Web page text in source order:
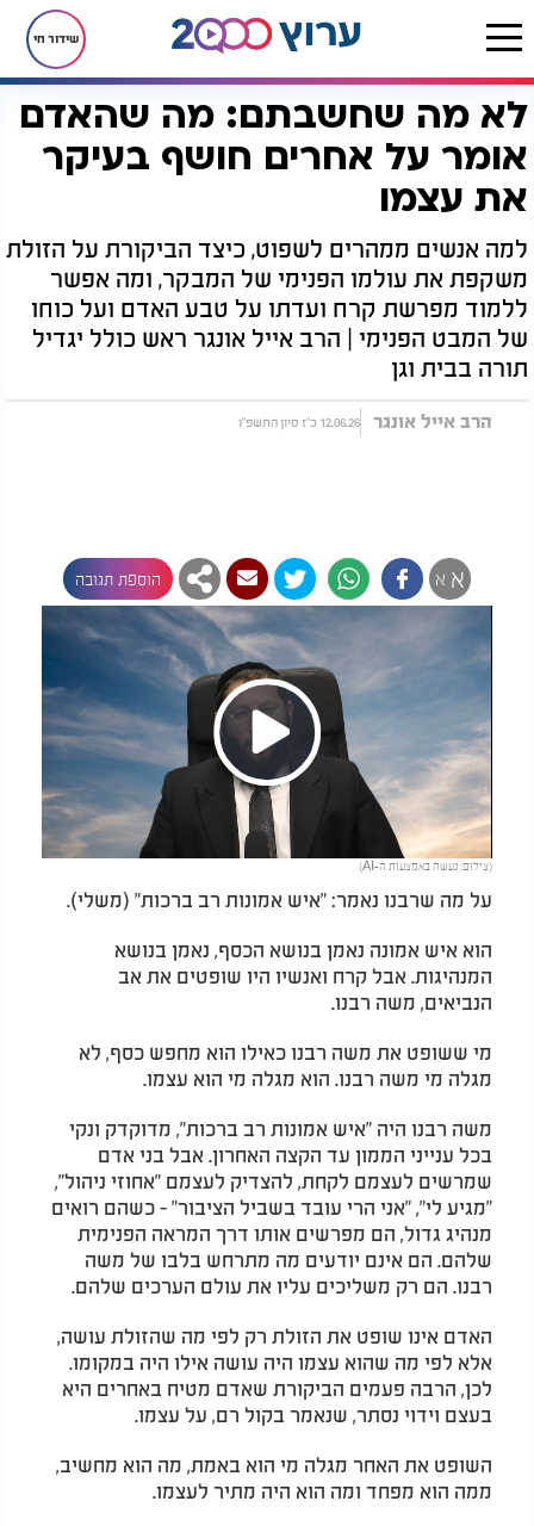
שידור חי
דף הבית יהדות לקראת שבת לא מה שחשבתם: מה שהאדם אומר על אחרים חושף בעיקר את עצמו
לא מה שחשבתם: מה שהאדם
אומר על אחרים חושף בעיקר
את עצמו
למה אנשים ממהרים לשפוט, כיצד הביקורת על הזולת
משקפת את עולמו הפנימי של המבקר, ומה אפשר
ללמוד מפרשת קרח ועדתו על טבע האדם ועל כוחו
של המבט הפנימי | הרב אייל אונגר ראש כולל יגדיל
תורה בבית וגן
הרב אייל אונגר 12.06.26 כ"ז סיון התשפ"ו
א א הוספת תגובה
Play
Video
(צילום: נעשה באמצעות ה-AI)
על מה שרבנו נאמר: "איש אמונות רב ברכות" (משלי).
הוא איש אמונה נאמן בנושא הכסף, נאמן בנושא
המנהיגות. אבל קרח ואנשיו היו שופטים את אב
הנביאים, משה רבנו.
מי ששופט את משה רבנו כאילו הוא מחפש כסף, לא
מגלה מי משה רבנו. הוא מגלה מי הוא עצמו.
משה רבנו היה "איש אמונות רב ברכות", מדוקדק ונקי
בכל ענייני הממון עד הקצה האחרון. אבל בני אדם
שמרשים לעצמם לקחת, להצדיק לעצמם "אחוזי ניהול",
"מגיע לי", "אני הרי עובד בשביל הציבור" - כשהם רואים
מנהיג גדול, הם מפרשים אותו דרך המראה הפנימית
שלהם. הם אינם יודעים מה מתרחש בלבו של משה
רבנו. הם רק משליכים עליו את עולם הערכים שלהם.
האדם אינו שופט את הזולת רק לפי מה שהזולת עושה,
אלא לפי מה שהוא עצמו היה עושה אילו היה במקומו.
לכן, הרבה פעמים הביקורת שאדם מטיח באחרים היא
בעצם וידוי נסתר, שנאמר בקול רם, על עצמו.
השופט את האחר מגלה מי הוא באמת, מה הוא מחשיב,
ממה הוא מפחד ומה הוא היה מתיר לעצמו.